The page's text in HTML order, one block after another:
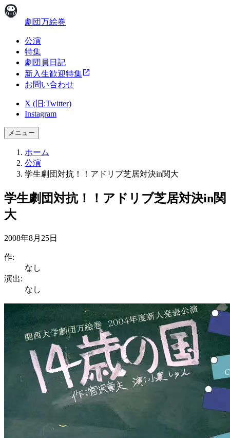
劇団万絵巻
公演
特集
劇団員日記
新入生歓迎特集
お問い合わせ
X (旧:Twitter)
Instagram
メニュー
ホーム
公演
学生劇団対抗！！アドリブ芝居対決in関大
学生劇団対抗！！アドリブ芝居対決in関
大
2008年8月25日
作:
なし
演出:
なし